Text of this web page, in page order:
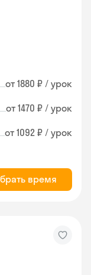
от 1880 ₽ / урок
от 1470 ₽ / урок
от 1092 ₽ / урок
время